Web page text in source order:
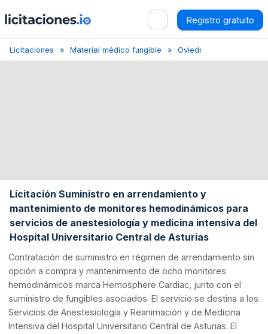
Registro gratuito
Licitaciones Material médico fungible Oviedo
Licitación Suministro en arrendamiento y
mantenimiento de monitores hemodinámicos para
servicios de anestesiología y medicina intensiva del
Hospital Universitario Central de Asturias
Contratación de suministro en régimen de arrendamiento sin
opción a compra y mantenimiento de ocho monitores
hemodinámicos marca Hemosphere Cardiac, junto con el
suministro de fungibles asociados. El servicio se destina a los
Servicios de Anestesiología y Reanimación y de Medicina
Intensiva del Hospital Universitario Central de Asturias. El